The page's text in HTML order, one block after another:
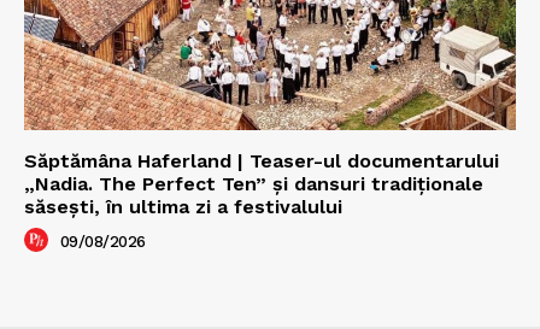
Săptămâna Haferland | Teaser-ul documentarului
„Nadia. The Perfect Ten” şi dansuri tradiţionale
săseşti, în ultima zi a festivalului
09/08/2026